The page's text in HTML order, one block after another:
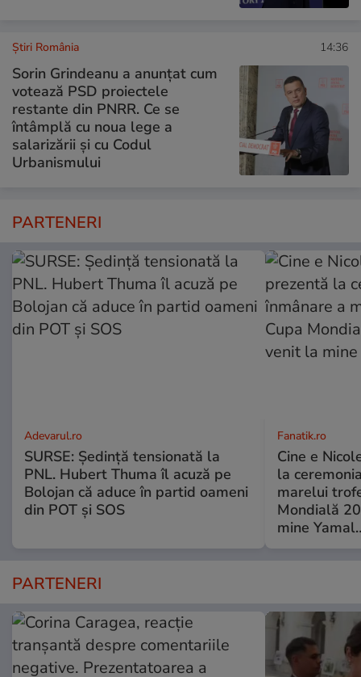
Știri România 14:36
Sorin Grindeanu a anunțat cum
votează PSD proiectele
restante din PNRR. Ce se
întâmplă cu noua lege a
salarizării și cu Codul
Urbanismului
PARTENERI
Adevarul.ro
SURSE: Ședință tensionată la
PNL. Hubert Thuma îl acuză pe
Bolojan că aduce în partid oameni
din POT și SOS
Fanatik.ro
Cine e
la
marelui
Mondială
mine
PARTENERI